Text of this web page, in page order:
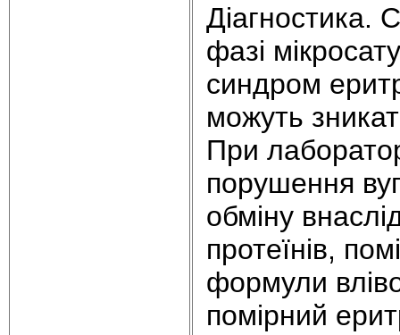
Діагностика.
фазі
синдром
можуть
При
порушення
обміну
протеїнів,
формули
помірний